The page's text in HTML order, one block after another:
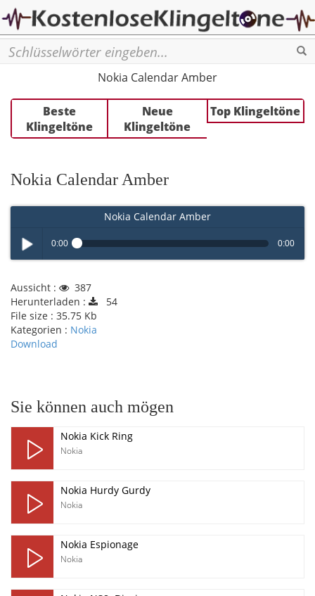
Nokia Calendar Amber
Beste
Klingeltöne
Neue
Klingeltöne
Top Klingeltöne
Nokia Calendar Amber
Nokia Calendar Amber
Play /
0:00 0:00
Aussicht :
387
Herunterladen :
54
File size : 35.75 Kb
Kategorien : Nokia
Download
Sie können auch mögen
Nokia Kick Ring
Nokia
Nokia Hurdy Gurdy
Nokia
Nokia Espionage
Nokia